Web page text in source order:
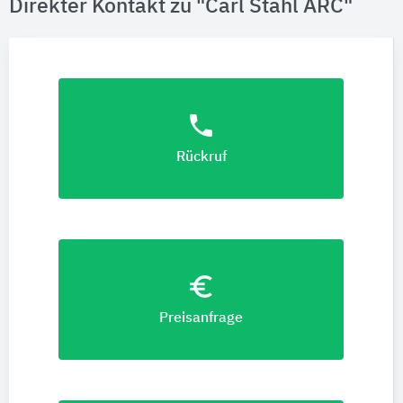
Direkter Kontakt zu "Carl Stahl ARC"
phone
Rückruf
euro_symbol
Preisanfrage